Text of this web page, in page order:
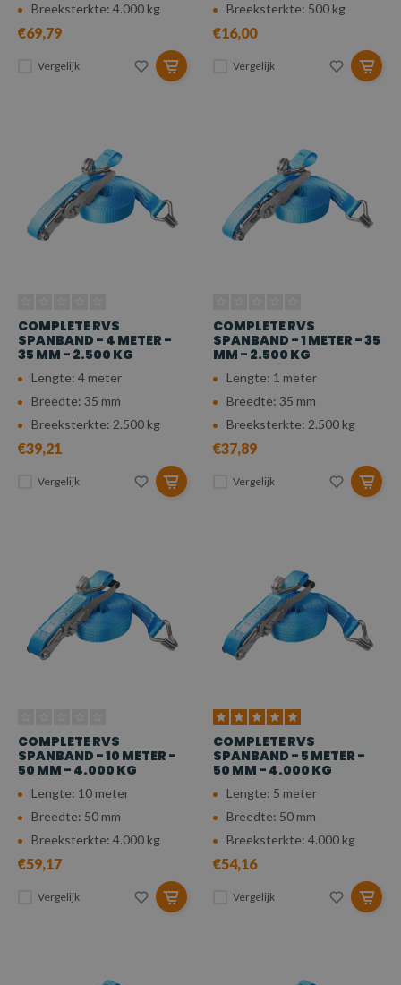
Breeksterkte: 4.000 kg
€69,79
Vergelijk
Breeksterkte: 500 kg
€16,00
Vergelijk
COMPLETE RVS
SPANBAND - 4 METER -
35 MM - 2.500 KG
Lengte: 4 meter
Breedte: 35 mm
Breeksterkte: 2.500 kg
€39,21
Vergelijk
COMPLETE RVS
SPANBAND - 1 METER - 35
MM - 2.500 KG
Lengte: 1 meter
Breedte: 35 mm
Breeksterkte: 2.500 kg
€37,89
Vergelijk
COMPLETE RVS
SPANBAND - 10 METER -
50 MM - 4.000 KG
Lengte: 10 meter
Breedte: 50 mm
Breeksterkte: 4.000 kg
€59,17
Vergelijk
COMPLETE RVS
SPANBAND - 5 METER -
50 MM - 4.000 KG
Lengte: 5 meter
Breedte: 50 mm
Breeksterkte: 4.000 kg
€54,16
Vergelijk